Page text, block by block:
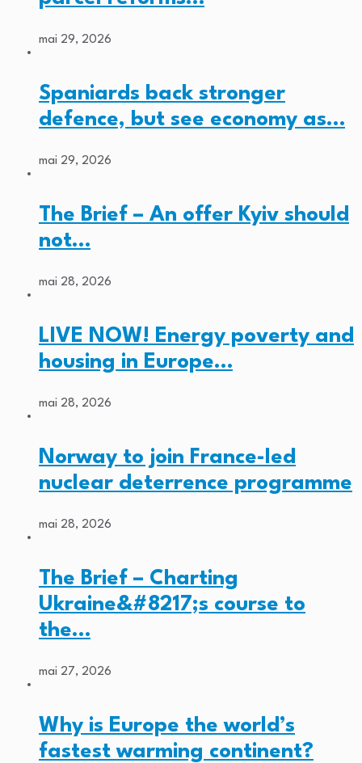
mai 29, 2026
Spaniards back stronger
defence, but see economy as…
mai 29, 2026
The Brief – An offer Kyiv should
not…
mai 28, 2026
LIVE NOW! Energy poverty and
housing in Europe…
mai 28, 2026
Norway to join France-led
nuclear deterrence programme
mai 28, 2026
The Brief – Charting
Ukraine&#8217;s course to
the…
mai 27, 2026
Why is Europe the world’s
fastest warming continent?